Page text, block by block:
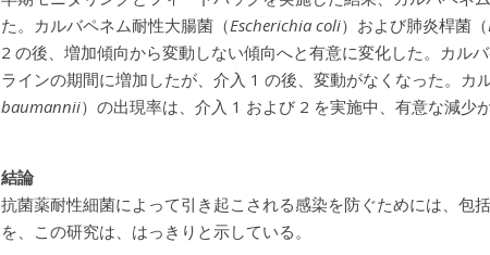
た。カルバペネム耐性大腸菌（Escherichia coli）および肺炎桿菌（
2 の後、増加傾向から変動しない傾向へと有意に変化した。カル
ラインの期間に増加したが、介入 1 の後、変動がなくなった。カ
baumannii）の出現率は、介入 1 および 2 を実施中、有意な減少
結論
抗菌薬耐性細菌によって引き起こされる感染を防ぐためには、包
を、この研究は、はっきりと示している。